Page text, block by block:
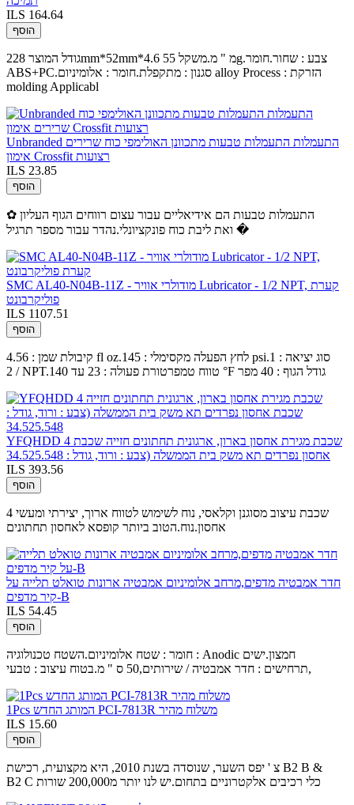
ILS 164.64
הוסף
גודל המוצר 228mm*52mm*4.6 מ " מ.משקל 55g.צבע : שחור.חומר
ABS+PC.סגנון : מתקפלת.חומר : אלומיניום alloy Process : הזרקת
molding Applicabl
Unbranded התעמלות התעמלות טבעות מתכוונן האולימפי כוח שרירים
אימון Crossfit רצועות
ILS 23.85
הוסף
✿ התעמלות טבעות הם אידיאליים עבור עצום רווחים הגוף העליון
ואת ליבת כוח פונקציונלי.נהדר עבור מספר תרגיל �
SMC AL40-N04B-11Z - מודולרי אוויר Lubricator - 1/2 NPT, קערת
פוליקרבונט
ILS 1107.51
הוסף
קיבולת שמן : 4.56 fl oz.לחץ הפעלה מקסימלי : 145 psi.סוג יציאה : 1
/ 2 NPT.טווח טמפרטורת פעולה : 23 עד 140 °F גודל הגוף : 40 מפר
YFQHDD 4 שכבת מגירת אחסון בארון, ארגונית תחתונים חזייה שכבת
אחסון נפרדים תא משק בית הממשלה (צבע : ורוד, גודל : 34.525.548
ILS 393.56
הוסף
4 שכבת עיצוב מסוגנן וקלאסי, נוח לשימוש לטווח ארוך, יצירתי ומעשי
אחסון.נוח.הטוב ביותר קופסא לאחסון תחתונים
חדר אמבטיה מדפים,מרחב אלומיניום אמבטיה ארונות טואלט תלייה על
קיר מדפים-B
ILS 54.45
הוסף
חומר : שטח אלומיניום.השטח טכנולוגיה : Anodic חמצון.ישים
תרחישים : חדר אמבטיה / שירותים,50 ס " מ.בטוח עיצוב : טבעי,
1Pcs המותג החדש PCI-7813R משלוח מהיר
ILS 15.60
הוסף
צ ' יפס השער, שנוסדה בשנת 2010, היא מקצועית, רכישת B2 B &
B2 C כלי רכיבים אלקטרוניים בתחום.יש לנו יותר מ200,000 שורות